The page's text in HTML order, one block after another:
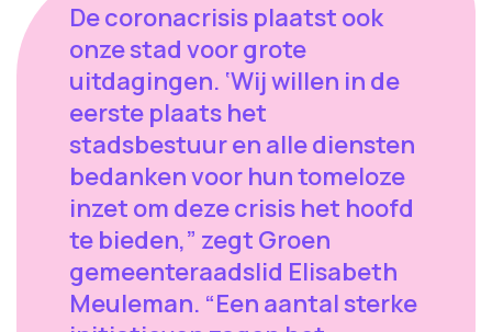
De coronacrisis plaatst ook
onze stad voor grote
uitdagingen. ‘Wij willen in de
eerste plaats het
stadsbestuur en alle diensten
bedanken voor hun tomeloze
inzet om deze crisis het hoofd
te bieden,” zegt Groen
gemeenteraadslid Elisabeth
Meuleman. “Een aantal sterke